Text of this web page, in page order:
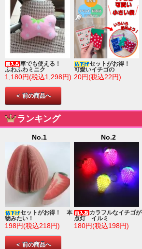
車でも使える！
ふわふわミニク
1,180円(税込1,298円)
セットがお得！
可愛いイチゴの
20円(税込22円)
＜ 前の商品へ
ランキング
No.1
セットがお得！ 本
物みたい！
198円(税込218円)
No.2
カラフルなイチゴが
点灯 イルミ
180円(税込198円)
＜ 前の商品へ